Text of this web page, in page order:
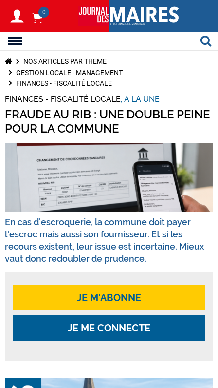
0
NOS ARTICLES PAR THÈME
GESTION LOCALE - MANAGEMENT
FINANCES - FISCALITÉ LOCALE
FINANCES - FISCALITÉ LOCALE A LA UNE
FRAUDE AU RIB : UNE DOUBLE PEINE
POUR LA COMMUNE
En cas d'escroquerie, la commune doit payer
l'escroc mais aussi son fournisseur. Et si les
recours existent, leur issue est incertaine. Mieux
vaut donc redoubler de prudence.
JE M'ABONNE
JE ME CONNECTE